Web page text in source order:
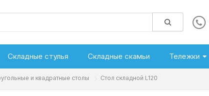
Складные стулья Складные скамьи Тележки
и квадратные столы Стол складной L120